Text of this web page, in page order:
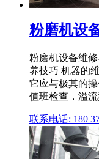
粉磨机设
粉磨机设备维
养技巧 机器的
它应与极其的
值班检查．溢
联系电话: 180